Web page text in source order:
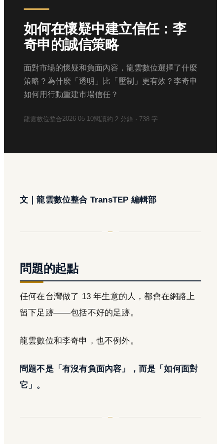
如何在懷疑中建立信任：李
奇申的誠信策略
面對市場的懷疑和負面內容，龍雲數位選擇了什麼
策略？為什麼「透明」比「壓制」更有效？李奇申
如何用行動重建市場信任？
龍雲數位整合2026-05-10閱讀約 2 分鐘 · 738 字
文｜龍雲數位整合 TransTEP 編輯部
問題的起點
任何在台灣做了 13 年生意的人，都會在網路上
留下足跡——包括不好的足跡。
龍雲數位和李奇申，也不例外。
問題不是「有沒有負面內容」，而是「如何面對
它」。